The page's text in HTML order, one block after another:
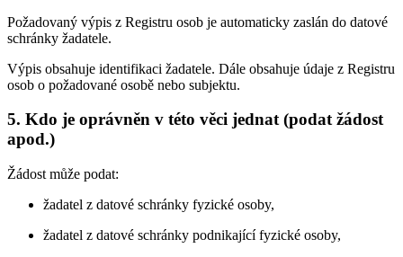
Požadovaný výpis z Registru osob je automaticky zaslán do datové
schránky žadatele.
Výpis obsahuje identifikaci žadatele. Dále obsahuje údaje z Registru
osob o požadované osobě nebo subjektu.
5. Kdo je oprávněn v této věci jednat (podat žádost
apod.)
Žádost může podat:
žadatel z datové schránky fyzické osoby,
žadatel z datové schránky podnikající fyzické osoby,